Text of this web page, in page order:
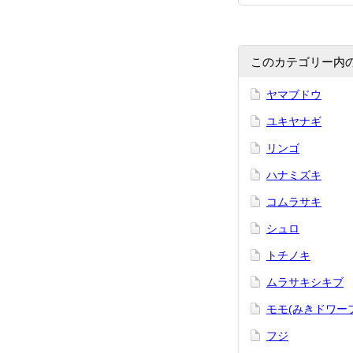
このカテゴリー内
ヤマブドウ
ユキヤナギ
リンゴ
ハナミズキ
コムラサキ
シュロ
トチノキ
ムラサキシキブ
モモ(みきドワー
フジ